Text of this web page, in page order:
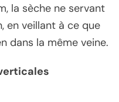
la sèche ne servant
en veillant à ce que
dans la même veine.